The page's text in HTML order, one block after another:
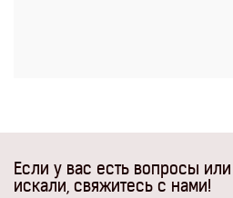
Если у вас есть вопросы
искали, свяжитесь с нами!